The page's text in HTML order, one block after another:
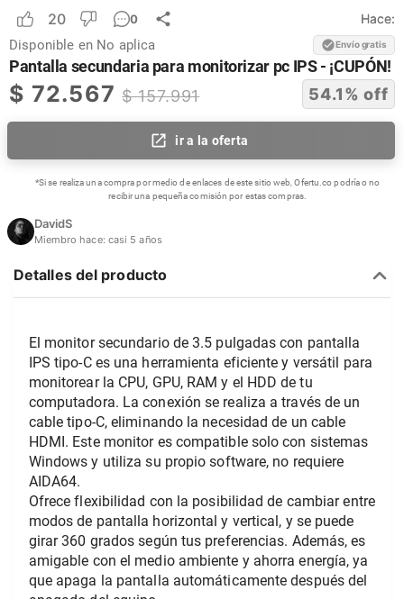
20 0 Hace:
Disponible en No aplica Envío gratis
Pantalla secundaria para monitorizar pc IPS - ¡CUPÓN!
$ 72.567 $157.991 54.1% off
ir a la oferta
*Si se realiza una compra por medio de enlaces de este sitio web, Ofertu.co podría o no
recibir una pequeña comisión por estas compras.
DavidS
Miembro hace: casi 5 años
Detalles del producto
El monitor secundario de 3.5 pulgadas con pantalla
IPS tipo-C es una herramienta eficiente y versátil para
monitorear la CPU, GPU, RAM y el HDD de tu
computadora. La conexión se realiza a través de un
cable tipo-C, eliminando la necesidad de un cable
HDMI. Este monitor es compatible solo con sistemas
Windows y utiliza su propio software, no requiere
AIDA64.
Ofrece flexibilidad con la posibilidad de cambiar entre
modos de pantalla horizontal y vertical, y se puede
girar 360 grados según tus preferencias. Además, es
amigable con el medio ambiente y ahorra energía, ya
que apaga la pantalla automáticamente después del